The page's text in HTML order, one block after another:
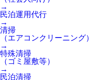
→
民泊運用代行
→
清掃
（エアコンクリーニング）
→
特殊清掃
（ゴミ屋敷等）
→
民泊清掃